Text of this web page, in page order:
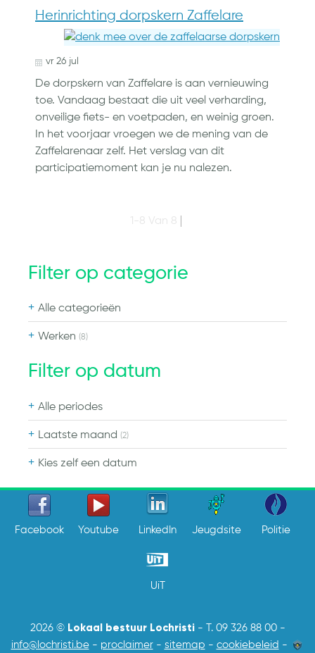
Herinrichting dorpskern Zaffelare
vr 26 jul
De dorpskern van Zaffelare is aan vernieuwing
toe. Vandaag bestaat die uit veel verharding,
onveilige fiets- en voetpaden, en weinig groen.
In het voorjaar vroegen we de mening van de
Zaffelarenaar zelf. Het verslag van dit
participatiemoment kan je nu nalezen.
1-8 Van 8
Filter op categorie
Alle categorieën
Werken (8)
Filter op datum
Alle periodes
Laatste maand (2)
Kies zelf een datum
Facebook Youtube LinkedIn Jeugdsite Politie
UiT
2026 © Lokaal bestuur Lochristi - T. 09 326 88 00-
info@lochristi.be- proclaimer- sitemap - cookiebeleid -